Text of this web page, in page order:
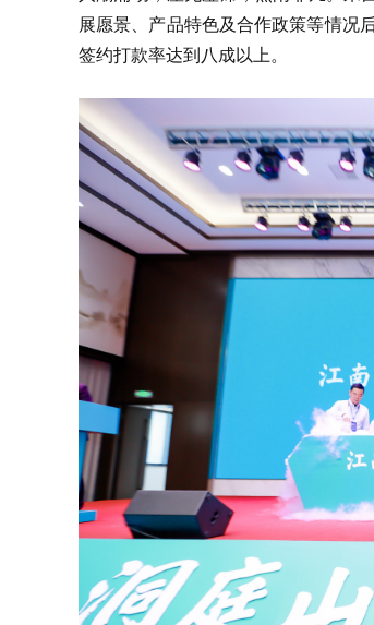
展愿景、产品特色及合作政策等情况
签约打款率达到八成以上。